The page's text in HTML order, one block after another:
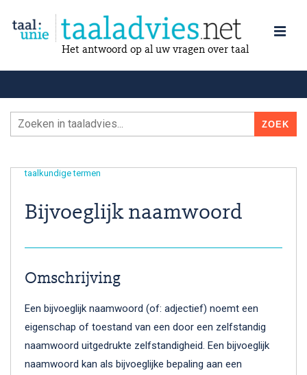
Het antwoord op al uw vragen over taal
taalkundige termen
Bijvoeglijk naamwoord
Omschrijving
Een bijvoeglijk naamwoord (of: adjectief) noemt een
eigenschap of toestand van een door een zelfstandig
naamwoord uitgedrukte zelfstandigheid. Een bijvoeglijk
naamwoord kan als bijvoeglijke bepaling aan een